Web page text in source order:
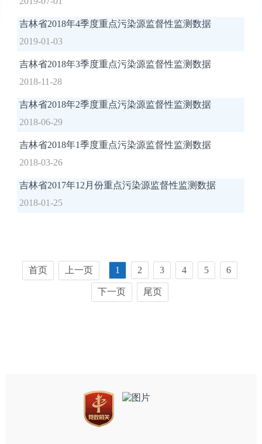
吉林省2018年4季度重点污染源监督性监测数据
2019-01-03
吉林省2018年3季度重点污染源监督性监测数据
2018-11-28
吉林省2018年2季度重点污染源监督性监测数据
2018-06-29
吉林省2018年1季度重点污染源监督性监测数据
2018-03-26
吉林省2017年12月份重点污染源监督性监测数据
2018-01-25
首页 上一页 1 2 3 4 5 6
下一页 尾页